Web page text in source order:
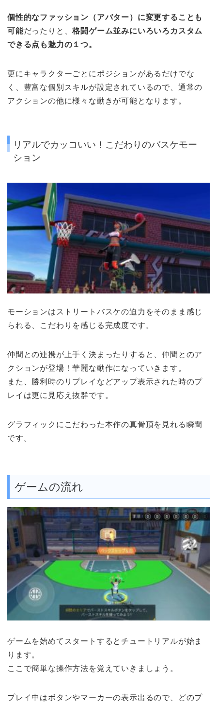
個性的なファッション（アバター）に変更することも
可能だったりと、格闘ゲーム並みにいろいろカスタム
できる点も魅力の１つ。
更にキャラクターごとにポジションがあるだけでな
く、豊富な個別スキルが設定されているので、通常の
アクションの他に様々な動きが可能となります。
リアルでカッコいい！こだわりのバスケモー
ション
モーションはストリートバスケの迫力をそのまま感じ
られる、こだわりを感じる完成度です。
仲間との連携が上手く決まったりすると、仲間とのア
クションが登場！華麗な動作になっていきます。
また、勝利時のリプレイなどアップ表示された時のプ
レイは更に見応え抜群です。
グラフィックにこだわった本作の真骨頂を見れる瞬間
です。
ゲームの流れ
ゲームを始めてスタートするとチュートリアルが始ま
ります。
ここで簡単な操作方法を覚えていきましょう。
プレイ中はボタンやマーカーの表示出るので、どのプ